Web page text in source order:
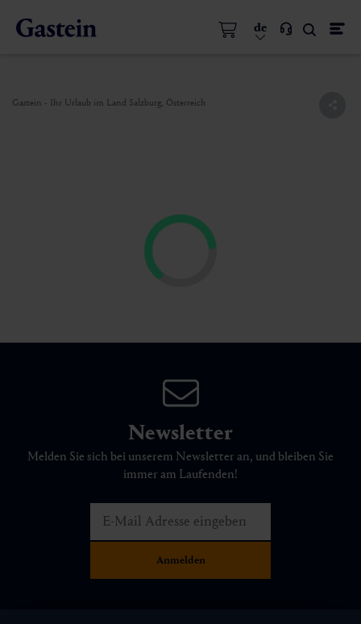
de
Gastein - Ihr Urlaub im Land Salzburg, Österreich
Newsletter
Melden Sie sich bei unserem Newsletter an, und bleiben Sie
immer am Laufenden!